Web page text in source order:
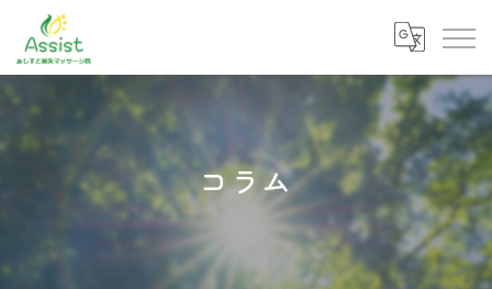
コラム